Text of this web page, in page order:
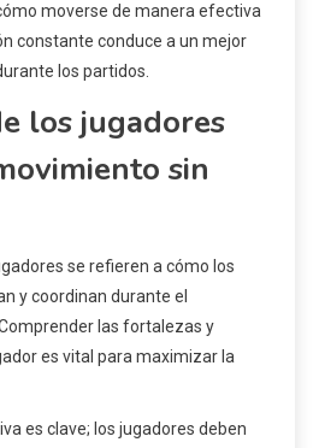
moverse de manera efectiva
constante conduce a un mejor
los partidos.
los jugadores
sin
se refieren a cómo los
y coordinan durante el
las fortalezas y
es vital para maximizar la
es clave; los jugadores deben